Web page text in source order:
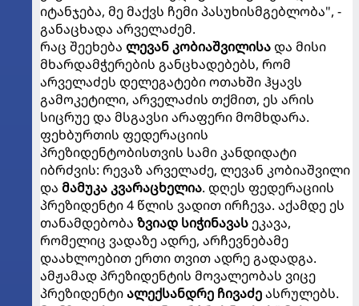
იტანჯება, მე მაქვს ჩემი პასუხისმგებლობა", -
განაცხადა არველაძემ.
რაც შეეხება ლევან კობიაშვილისადა მისი
მხარდამჭერების განცხადებებს, რომ
არველაძეს დელეგატები ოთახში ჰყავს
გამოკეტილი, არველაძის თქმით, ეს არის
სიცრუე და მსგავსი არაფერი მომხდარა.
ფეხბურთის ფედერაციის
პრეზიდენტობისთვის სამი კანდიდატი
იბრძვის: რევაზ არველაძე, ლევან კობიაშვილი
და მამუკა კვარაცხელია. დღეს ფედერაციის
პრეზიდენტი 4 წლის ვადით ირჩევა. აქამდე ეს
თანამდებობა ზვიად სიჭინავასეკავა,
რომელიც ვადაზე ადრე, არჩევნებამე
დაახლოებით ერთი თვით ადრე გადადგა.
ამჟამად პრეზიდენტის მოვალეობას ვიცე
პრეზიდენტიალექსანდრე ჩივაძეასრულებს.